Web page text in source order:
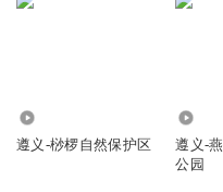
遵义-桫椤自然保护区
遵义-
公园